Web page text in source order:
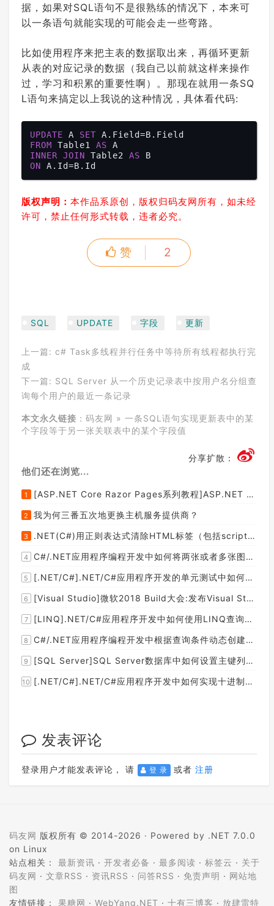
据，如果对SQL语句不是很熟练的情况下，本来可
以一条语句就能实现的可能会走一些弯路。
比如使用程序来把主表的数据取出来，再循环更新
从表的对应记录的数据（我自己以前就这样来操作
过，学习和积累的重要性啊）。那现在就用一条SQ
L语句来搞定以上我说的这种情况，具体看代码:
UPDATE A SET
FROM Table1 AS
INNER
JOIN Table2 AS
ON
版权声明： 本作品系原创，版权归码友网所有，如未经
许可，禁止任何形式转载，违者必究。
赞 2
SQL UPDATE 字段 更新
上一篇: c# Task多线程并行任务中等待所有线程都执行完
成
下一篇: SQL Server 从一个历史记录表中按用户名分组查
询每个用户的最近一条记录
本文永久链接 ： 码友网 » 一条SQL语句实现更新表中的某
个字段等于另一张关联表中的某个字段值
分享扩散：
他们还在浏览...
1 [ASP.NET Core Razor Pages系列教程]ASP.NET Core Razor Pages中的PageModel(09)
2 我为何三番五次地更换主机服务提供商？
3 .NET(C#)用正则表达式清除HTML标签（包括script和style），保留纯本文
4 C#/.NET应用程序编程开发中如何将两张或者多张图片合并成一张图片？
5 [.NET/C#].NET/C#应用程序开发的单元测试中如何获取当前程序集所在的目录路径？
6 [Visual Studio]微软2018 Build大会:发布Visual Studio,Visual Stuido for Mac,.NET Core以及Xamarin.Forms的最新版本及更新
7 [LINQ].NET/C#应用程序开发中如何使用LINQ查询集合中元素的某个属性值在另外一个集合中存在的子集？
8 C#/.NET应用程序编程开发中根据查询条件动态创建LINQ的Where查询表达式的实现方案
9 [SQL Server]SQL Server数据库中如何设置主键列为自增列？
10 [.NET/C#].NET/C#应用程序开发中如何实现十进制数字和十六进制间的相互转换呢？
发表评论
登录用户才能发表评论， 请 登 录 或者 注册
码友网 版权所有 © 2014-2026 · Powered by .NET 7.0.0
on Linux
站点相关： 最新资讯 · 开发者必备 · 最多阅读 · 标签云 · 关于
码友网 · 文章RSS · 资讯RSS · 问答RSS · 免责声明 · 网站地
图
友情链接： 果糖网 · WebYang.NET · 十有三博客 · 放肆雷特